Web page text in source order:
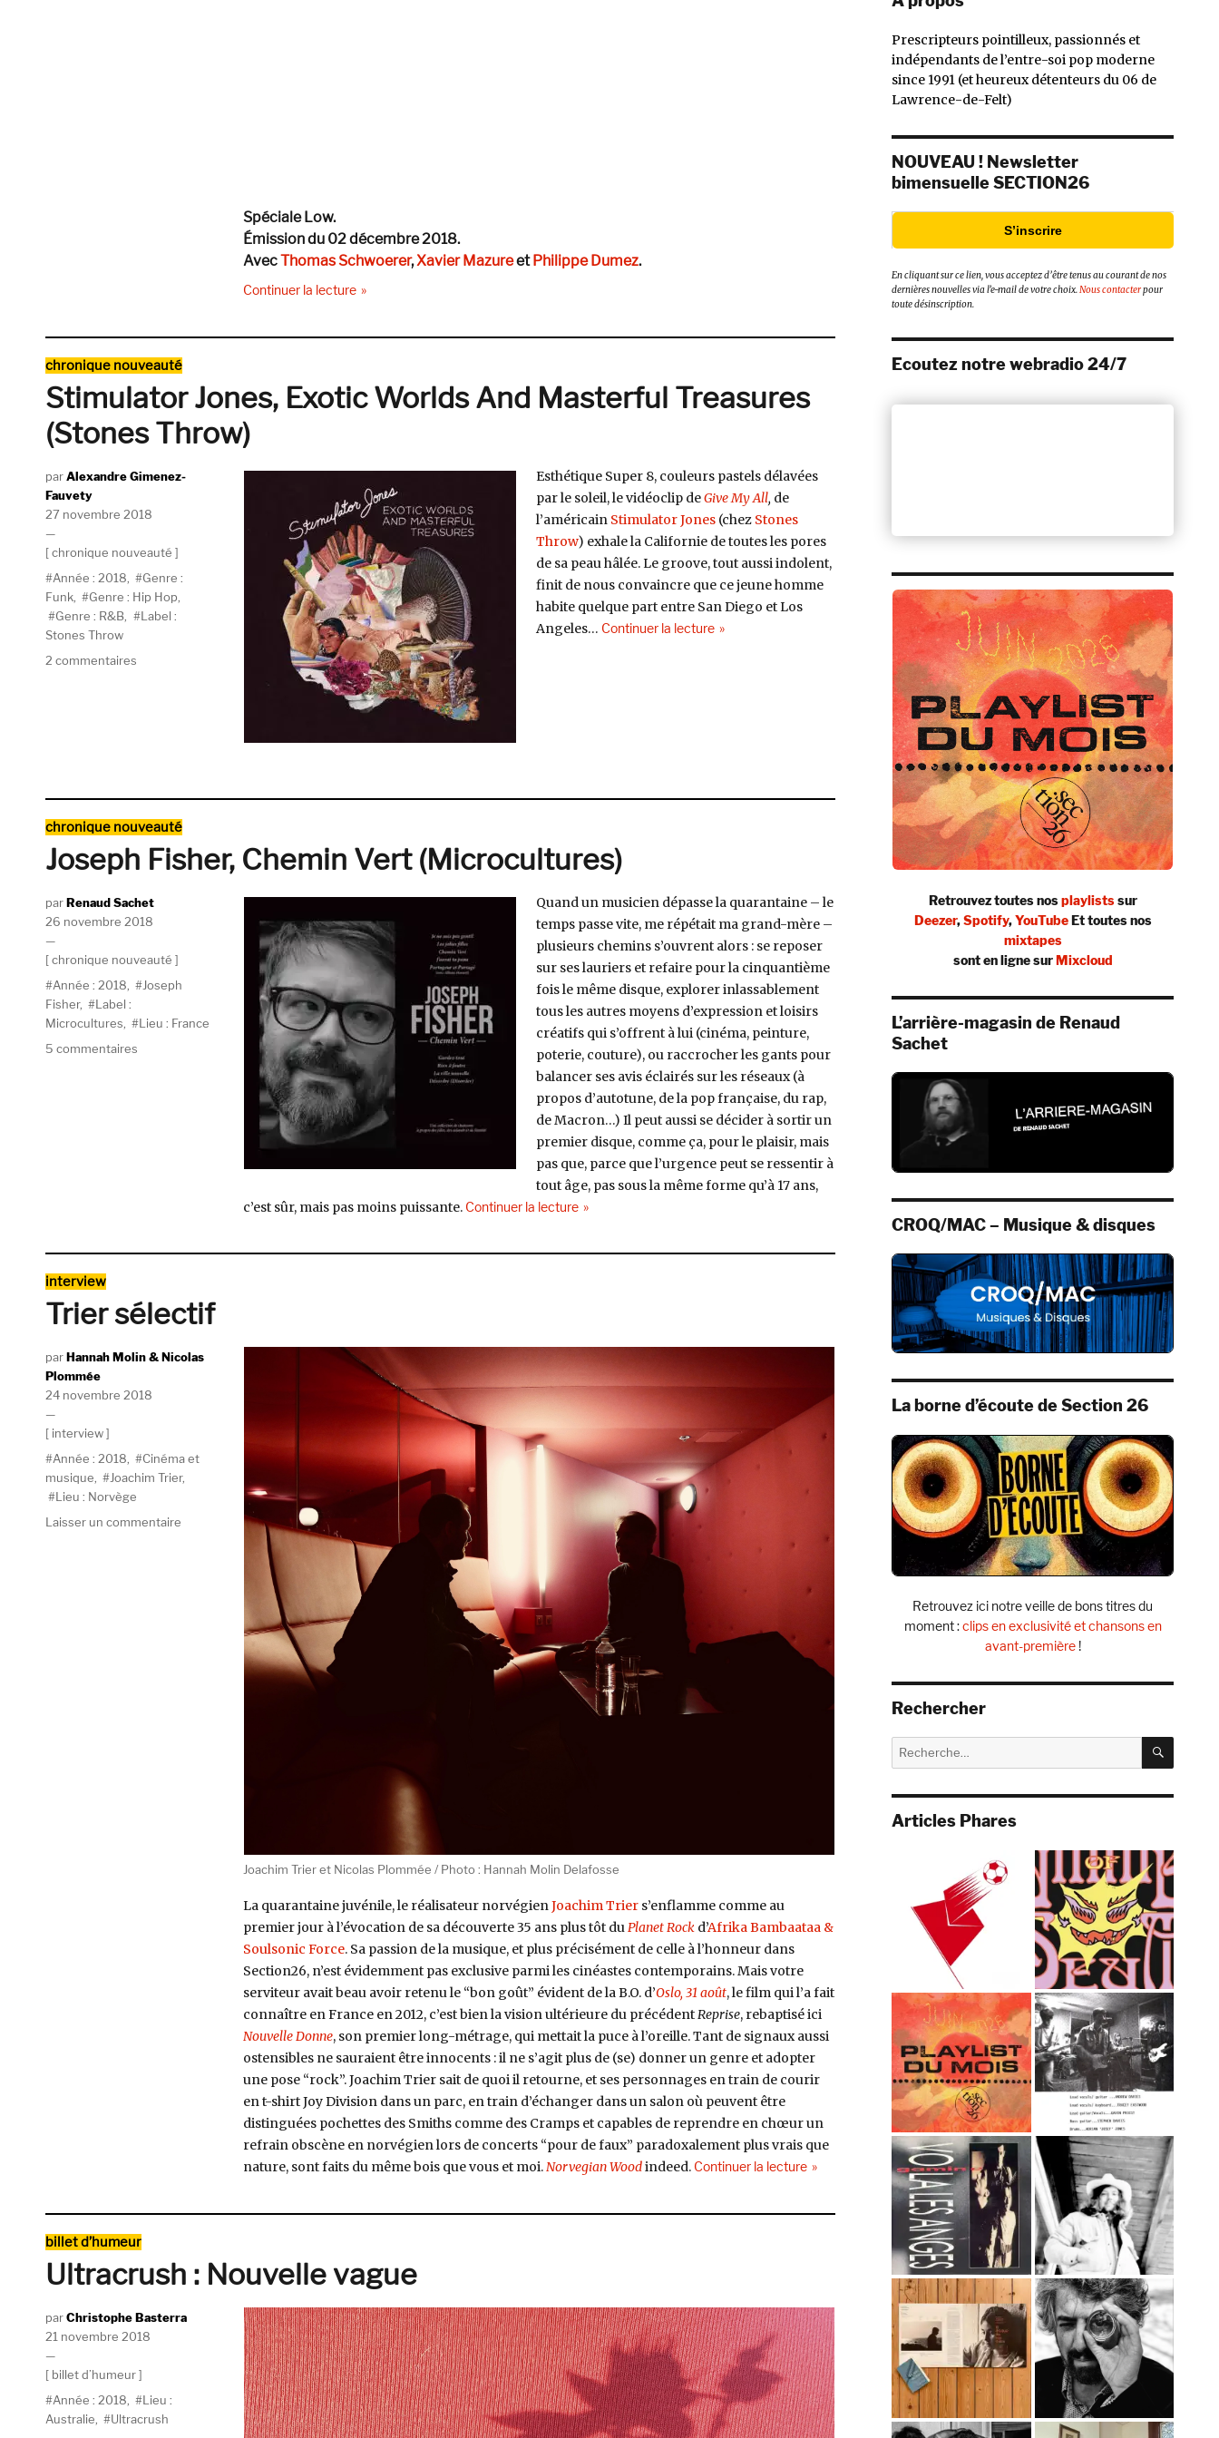
Spéciale Low.
Émission du 02 décembre 2018.
AvecThomas Schwoerer,Xavier Mazureet Philippe Dumez.
Continuer la lecturede « Transmission#7 — Low »
Catégories
chronique nouveauté
Stimulator Jones, Exotic Worlds And Masterful Treasures
(Stones Throw)
Esthétique Super 8, couleurs pastels délavées
par le soleil, le vidéoclip deGive My All, de
l’américain Stimulator Jones(chez Stones
Throw) exhale la Californie de toutes les pores
de sa peau hâlée. Le groove, tout aussi indolent,
finit de nous convaincre que ce jeune homme
habite quelque part entre San Diego et Los
Angeles… Continuer la lecturede « Stimulator Jones, Exotic Worlds And Masterful Treasures (Stones Throw) »
AuteurAlexandre Gimenez-
Fauvety
Publié
le
27 novembre 2018
Catégories
chronique nouveauté
Étiquettes
Année : 2018
Genre :
Funk
Genre : Hip Hop
Genre : R&B
Label :
Stones Throw
2 commentaires
Throw)
Catégories
chronique nouveauté
Joseph Fisher, Chemin Vert (Microcultures)
Quand un musicien dépasse la quarantaine – le
temps passe vite, me répétait ma grand-mère –
plusieurs chemins s’ouvrent alors : se reposer
sur ses lauriers et refaire pour la cinquantième
fois le même disque, explorer inlassablement
tous les autres moyens d’expression et loisirs
créatifs qui s’offrent à lui (cinéma, peinture,
poterie, couture), ou raccrocher les gants pour
balancer ses avis éclairés sur les réseaux (à
propos d’autotune, de la pop française, du rap,
de Macron…) Il peut aussi se décider à sortir un
premier disque, comme ça, pour le plaisir, mais
pas que, parce que l’urgence peut se ressentir à
tout âge, pas sous la même forme qu’à 17 ans,
c’est sûr, mais pas moins puissante. Continuer la lecturede « Joseph Fisher, Chemin Vert (Microcultures) »
AuteurRenaud Sachet
Publié
le
26 novembre 2018
Catégories
chronique nouveauté
Étiquettes
Année : 2018
Joseph
Fisher,
Label :
Microcultures
Lieu : France
5 commentaires
Catégories
interview
Trier sélectif
Joachim Trier et Nicolas Plommée / Photo : Hannah Molin Delafosse
La quarantaine juvénile, le réalisateur norvégienJoachim Triers’enflamme comme au
premier jour à l’évocation de sa découverte 35 ans plus tôt duPlanet Rock d’Afrika Bambaataa &
Soulsonic Force. Sa passion de la musique, et plus précisément de celle à l’honneur dans
Section26, n’est évidemment pas exclusive parmi les cinéastes contemporains. Mais votre
serviteur avait beau avoir retenu le “bon goût” évident de la B.O. d’Oslo, 31 août, le film qui l’a fait
connaître en France en 2012, c’est bien la vision ultérieure du précédentReprise, rebaptisé ici
Nouvelle Donne, son premier long-métrage, qui mettait la puce à l’oreille. Tant de signaux aussi
ostensibles ne sauraient être innocents : il ne s’agit plus de (se) donner un genre et adopter
une pose “rock”. Joachim Trier sait de quoi il retourne, et ses personnages en train de courir
en t-shirt Joy Division dans un parc, en train d’échanger dans un salon où peuvent être
distinguées pochettes des Smiths comme des Cramps et capables de reprendre en chœur un
refrain obscène en norvégien lors de concerts “pour de faux” paradoxalement plus vrais que
nature, sont faits du même bois que vous et moi.Norvegian Woodindeed. Continuer la lecturede « Trier sélectif »
AuteurHannah Molin & Nicolas
Plommée
Publié
le
24 novembre 2018
Catégories
interview
Étiquettes
Année : 2018
Cinéma et
musique
Joachim Trier,
Lieu : Norvège
Laisser un commentaire
Catégories
billet d’humeur
Ultracrush : Nouvelle vague
AuteurChristophe Basterra
Publié
le
21 novembre 2018
Catégories
billet d’humeur
Étiquettes
Année : 2018
Lieu :
Australie
Ultracrush
Prescripteurs pointilleux, passionnés et
indépendants de l’entre-soi pop moderne
since 1991 (et heureux détenteurs du 06 de
Lawrence-de-Felt)
NOUVEAU ! Newsletter
bimensuelle SECTION26
S’inscrire
En cliquant sur ce lien, vous acceptez d’être tenus au courant de nos
dernières nouvelles via l’e-mail de votre choix.Nous contacterpour
toute désinscription.
Ecoutez notre webradio 24/7
Retrouvez toutes nosplaylistssur
Deezer,Spotify,YouTubeEt toutes nos
mixtapes
sont en ligne surMixcloud
L’arrière-magasin de Renaud
Sachet
CROQ/MAC – Musique & disques
La borne d’écoute de Section 26
Retrouvez ici notre veille de bons titres du
moment :clips en exclusivité et chansons en
avant-première!
Rechercher
Recherche
pour :
Articles Phares